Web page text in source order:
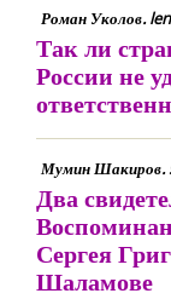
Роман Уколов.
Так ли
России не
Мумин Шакиров.
Два
Сергея
Шаламове